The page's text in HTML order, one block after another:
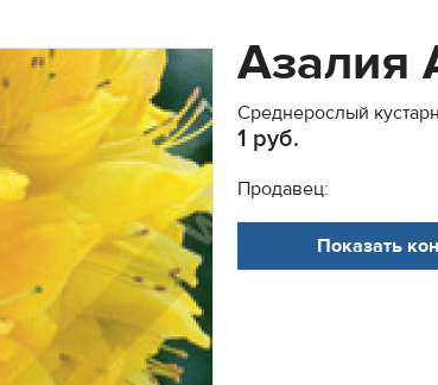
Азалия
Среднерослый
1 руб.
Продавец:
Показать